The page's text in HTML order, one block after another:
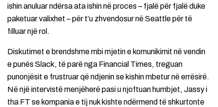
ishin anuluar ndërsa ata ishin në proces – fjalë për fjalë duke
paketuar valixhet – për t’u zhvendosur në Seattle për të
filluar një rol.
Diskutimet e brendshme mbi mjetin e komunikimit në vendin
e punës Slack, të parë nga Financial Times, treguan
punonjësit e frustruar që ndjenin se kishin mbetur në errësirë.
Në një intervistë menjëherë pasi u njoftuan humbjet, Jassy i
tha FT se kompania e tij nuk kishte ndërmend të shkurtonte